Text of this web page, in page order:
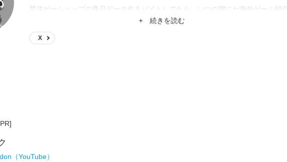
某洋ゲーショップの商品データ作るバイトしてたら、いつの間にか海外ゲーム紹介
+ 続きを読む
X
（YouTube）